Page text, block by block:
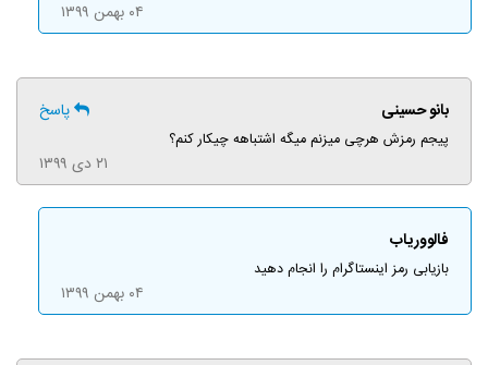
۰۴ بهمن ۱۳۹۹
بانو حسینی پاسخ
پیجم رمزش هرچی میزنم میگه اشتباهه چیکار کنم؟
۲۱ دی ۱۳۹۹
فالووریاب
بازیابی رمز اینستاگرام را انجام دهید
۰۴ بهمن ۱۳۹۹